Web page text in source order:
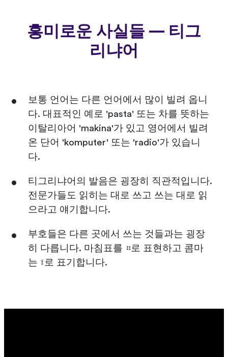
흥미로운 사실들 — 티그
리냐어
보통 언어는 다른 언어에서 많이 빌려 옵니
다. 대표적인 예로 'pasta' 또는 차를 뜻하는
이탈리아어 'makina'가 있고 영어에서 빌려
온 단어 'komputer' 또는 'radio'가 있습니
다.
티그리냐어의 발음은 굉장히 직관적입니다.
전문가들도 읽히는 대로 쓰고 쓰는 대로 읽
으라고 얘기합니다.
부호들은 다른 곳에서 쓰는 것들과는 굉장
히 다릅니다. 마침표를 ።로 표현하고 콤마
는 ፣로 표기합니다.